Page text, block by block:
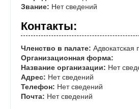
Звание: Нет сведений
Контакты:
Членство в палате: Адвокатская
Организационная форма:
Название организации: Нет
Адрес: Нет сведений
Телефон: Нет сведений
Почта: Нет сведений